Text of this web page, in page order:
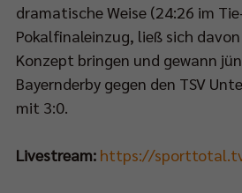
dramatische Weise (24:26 im
Pokalfinaleinzug, ließ sich
Konzept bringen und gewann
Bayernderby gegen den TSV
mit 3:0.
Livestream: https://